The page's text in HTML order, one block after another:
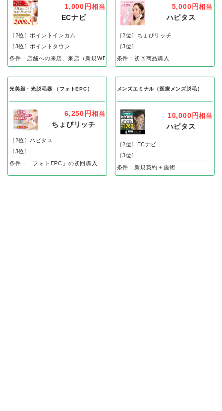
1,000円 相当
ECナビ
［2位］ポイントインカム
［3位］ポイントタウン
条件：店舗への来店、来店（新規WEB申し込み後、体験完了）で
5,000円相当
ハピタス
［2位］ちょびリッチ
［3位］
条件：初回商品購入
光美顔・光脱毛器 （フォトEPC）
6,250円 相当
ちょびリッチ
［2位］ハピタス
［3位］
条件：「フォトEPC」の初回購入
メンズエミナル（医療メンズ脱毛）
10,000円相当
ハピタス
［2位］ECナビ
［3位］
条件：新規契約＋施術